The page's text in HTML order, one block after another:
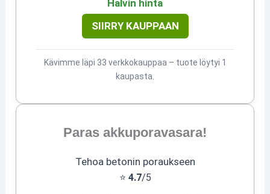
Halvin hinta
SIIRRY KAUPPAAN
Kävimme läpi 33 verkkokauppaa – tuote löytyi 1
kaupasta.
Paras akkuporavasara!
Tehoa betonin poraukseen
⭐ 4.7/5